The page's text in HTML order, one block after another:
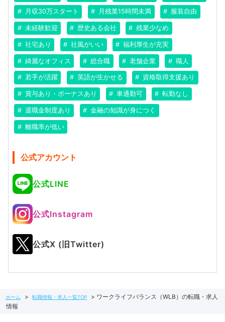
月収30万スタート 月残業15時間未満 服装自由
未経験歓迎 歴史ある会社 残業少なめ
社宅あり 社風がいい 福利厚生が充実
綺麗なオフィス 総合職 老舗企業 職人
若手が活躍 英語が生かせる 資格取得支援あり
賞与あり・ボーナスあり 車通勤可 転勤なし
退職金制度あり 金融の知識が身につく
離職率が低い
公式アカウント
公式LINE
公式Instagram
公式X (旧Twitter)
ホーム 転職情報・求人一覧TOP
ワークライフバランス（WLB）の転職・求人
情報